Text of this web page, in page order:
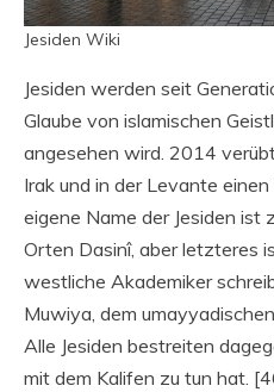
Jesiden Wiki
Jesiden werden seit
Glaube von islamischen
angesehen wird. 2014
Irak und in der Levante
eigene Name der Jesiden ist
Orten Dasinî, aber letzteres
westliche Akademiker
Muwiya, dem
Alle Jesiden bestreiten
mit dem Kalifen zu tun hat.